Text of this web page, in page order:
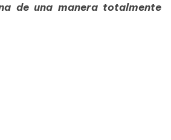
de una manera totalmente